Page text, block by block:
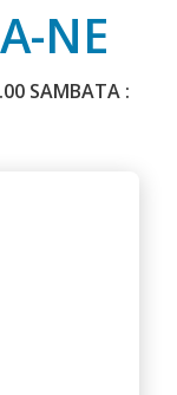
NE
SAMBATA :